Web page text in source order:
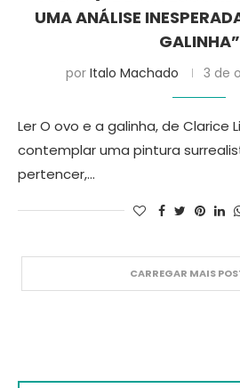
UMA ANÁLISE
GALINHA”
por Italo Machado 3 de
Ler O ovo e a galinha, de Clarice
contemplar uma pintura
pertencer,…
CARREGAR MAIS